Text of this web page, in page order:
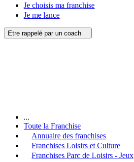
Je choisis ma franchise
Je me lance
Etre rappelé par un coach
...
Toute la Franchise
Annuaire des franchises
Franchises Loisirs et Culture
Franchises Parc de Loisirs - Jeux